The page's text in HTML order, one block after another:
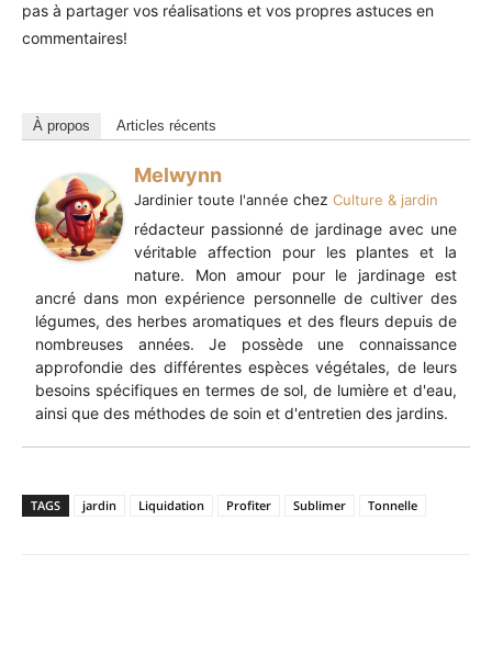
pas à partager vos réalisations et vos propres astuces en
commentaires!
À propos Articles récents
Melwynn
Jardinier toute l'année chez Culture & jardin
rédacteur passionné de jardinage avec une
véritable affection pour les plantes et la
nature. Mon amour pour le jardinage est
ancré dans mon expérience personnelle de cultiver des
légumes, des herbes aromatiques et des fleurs depuis de
nombreuses années. Je possède une connaissance
approfondie des différentes espèces végétales, de leurs
besoins spécifiques en termes de sol, de lumière et d'eau,
ainsi que des méthodes de soin et d'entretien des jardins.
TAGS jardin Liquidation Profiter Sublimer Tonnelle